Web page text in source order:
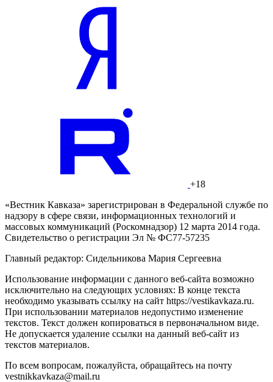
+18
«Вестник Кавказа» зарегистрирован в Федеральной службе по
надзору в сфере связи, информационных технологий и
массовых коммуникаций (Роскомнадзор) 12 марта 2014 года.
Свидетельство о регистрации Эл № ФС77-57235
Главный редактор: Сидельникова Мария Сергеевна
Использование информации с данного веб-сайта возможно
исключительно на следующих условиях: В конце текста
необходимо указывать ссылку на сайт https://vestikavkaza.ru.
При использовании материалов недопустимо изменение
текстов. Текст должен копироваться в первоначальном виде.
Не допускается удаление ссылки на данный веб-сайт из
текстов материалов.
По всем вопросам, пожалуйста, обращайтесь на почту
vestnikkavkaza@mail.ru